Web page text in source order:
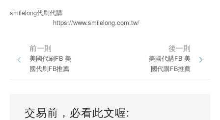
smilelong代刷代購
https://www.smilelong.com.tw/
前一則
美國代刷FB 美
國代刷FB推薦
後一則
美國代購FB 美
國代購FB推薦
交易前，必看此文喔: